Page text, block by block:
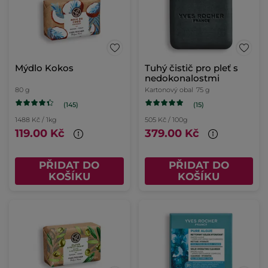
Mýdlo Kokos
80 g
(145)
1488 Kč / 1kg
119.00 Kč
PŘIDAT DO
KOŠÍKU
Tuhý čistič pro pleť s
nedokonalostmi
Kartonový obal 75 g
(15)
505 Kč / 100g
379.00 Kč
PŘIDAT DO
KOŠÍKU